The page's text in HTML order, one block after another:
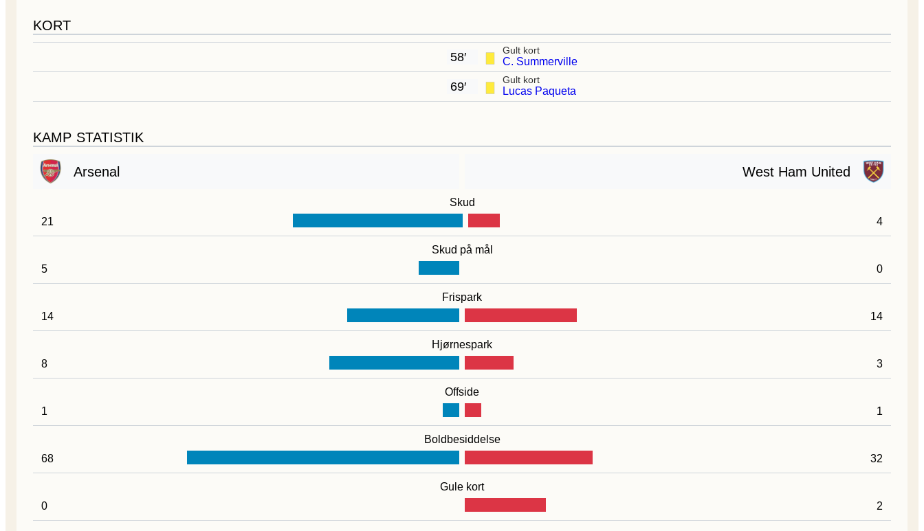
KORT
58′ Gult kort
C. Summerville
69′ Gult kort
Lucas Paqueta
KAMP STATISTIK
Arsenal West Ham United
Skud
21
4
Skud på mål
5
0
Frispark
14
14
Hjørnespark
8
3
Offside
1
1
Boldbesiddelse
68
32
Gule kort
0
2